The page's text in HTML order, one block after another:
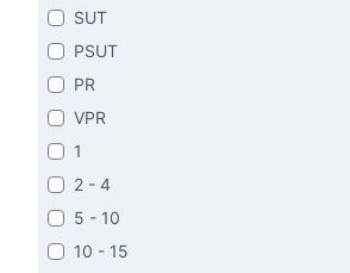
SUT
PSUT
PR
VPR
1
2 - 4
5 - 10
10 - 15